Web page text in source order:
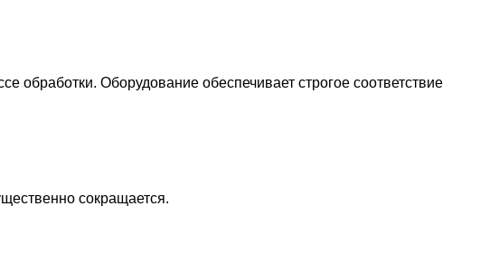
обработки. Оборудование обеспечивает строгое соответствие
сокращается.